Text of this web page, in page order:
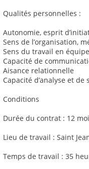
Qualités personnelles :
Autonomie, esprit
Sens de l’organisation,
Sens du travail en équipe
Capacité de
Aisance relationnelle
Capacité d’analyse et
Conditions
Durée du contrat : 12
Lieu de travail : Saint
Temps de travail : 35